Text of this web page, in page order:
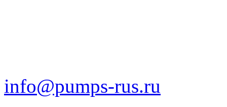
info@pumps-rus.ru